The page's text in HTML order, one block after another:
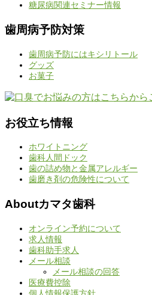
糖尿病関連セミナー情報
歯周病予防対策
歯周病予防にはキシリトール
グッズ
お菓子
お役立ち情報
ホワイトニング
歯科人間ドック
歯の詰め物と金属アレルギー
歯磨き剤の危険性について
Aboutカマタ歯科
オンライン予約について
求人情報
歯科助手求人
メール相談
メール相談の回答
医療費控除